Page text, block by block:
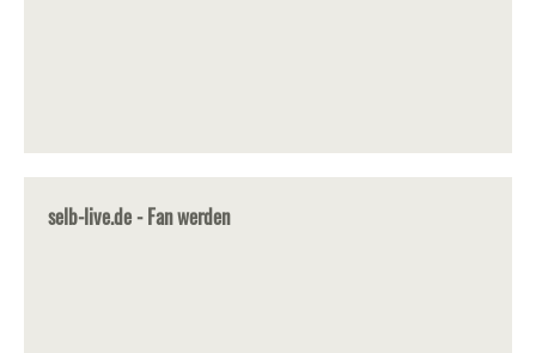
selb-live.de - Fan werden